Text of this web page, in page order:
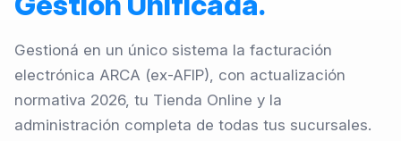
Gestioná en un único sistema la facturación
electrónica ARCA (ex-AFIP), con actualización
normativa 2026, tu Tienda Online y la
administración completa de todas tus sucursales.